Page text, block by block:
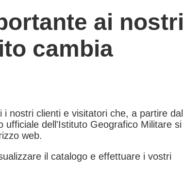
ai nostri
cambia
nostri clienti e visitatori che, a partire dal
ufficiale dell'Istituto Geografico Militare si
web.
il catalogo e effettuare i vostri